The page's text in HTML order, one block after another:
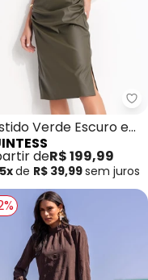
- Vestido Bordô em
Verde Escuro em
Pu
deR$ 199,99
5xde R$ 39,99sem juros